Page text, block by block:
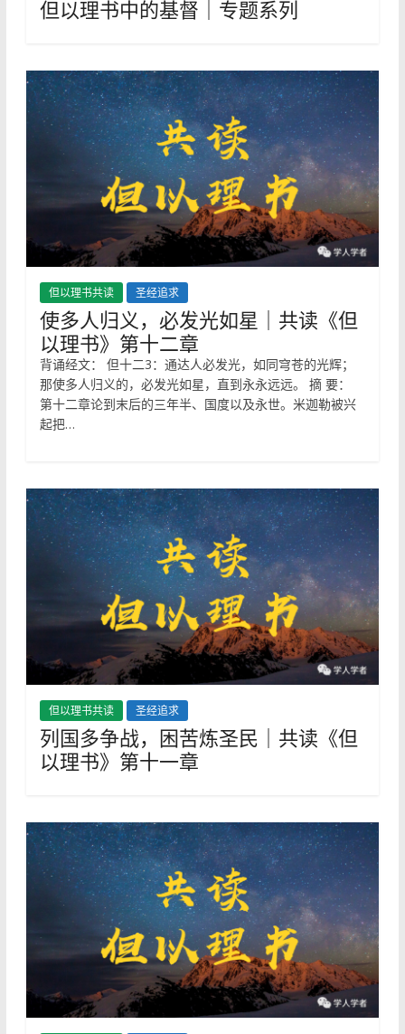
但以理书中的基督｜专题系列
但以理书共读 圣经追求
使多人归义，必发光如星｜共读《但
以理书》第十二章
背诵经文： 但十二3：通达人必发光，如同穹苍的光辉；
那使多人归义的，必发光如星，直到永永远远。 摘 要：
第十二章论到末后的三年半、国度以及永世。米迦勒被兴
起把…
但以理书共读 圣经追求
列国多争战，困苦炼圣民｜共读《但
以理书》第十一章